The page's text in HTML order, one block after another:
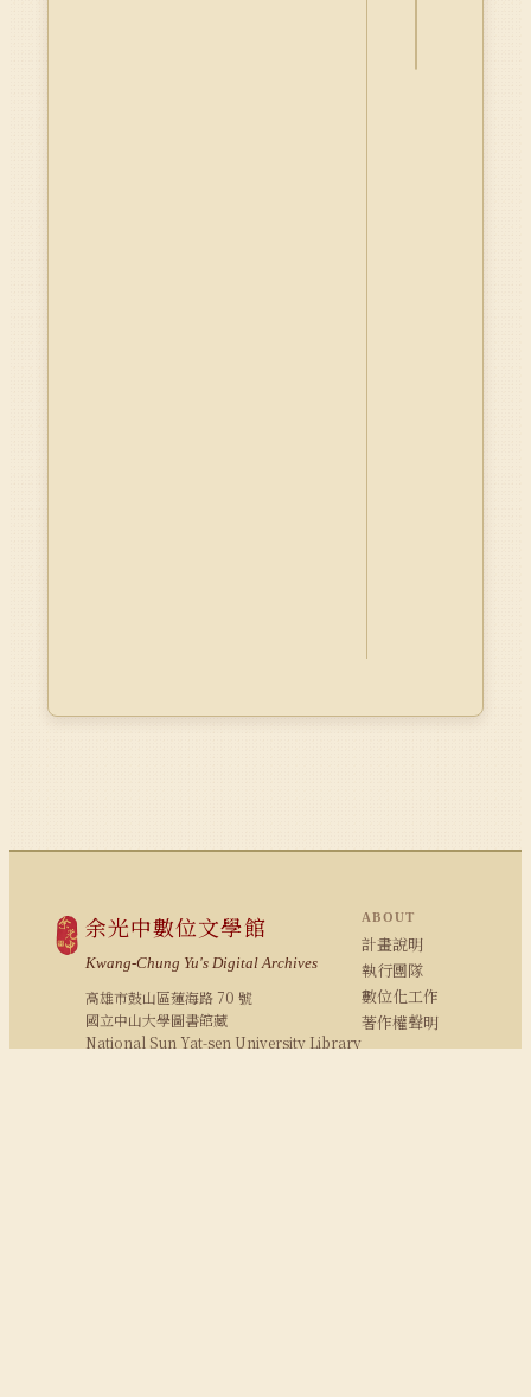
余光中數位文學館
Kwang-Chung Yu's Digital Archives
高雄市鼓山區蓮海路 70 號
國立中山大學圖書館藏
National Sun Yat-sen University Library
ABOUT
計畫說明
執行團隊
數位化工作
著作權聲明